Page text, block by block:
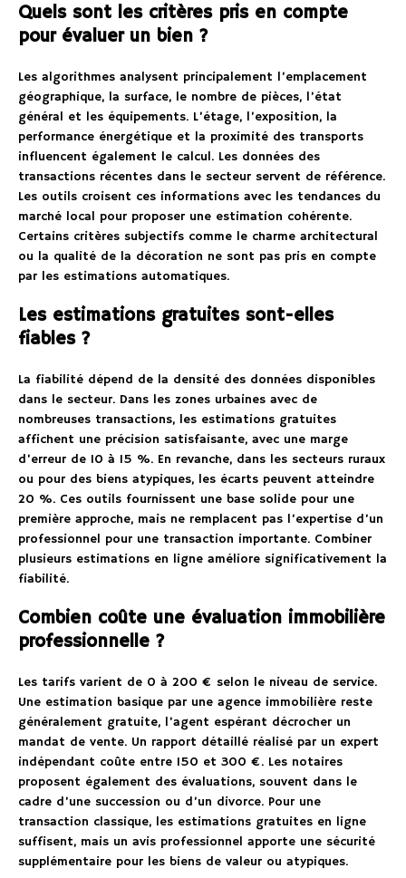
Quels sont les critères pris en compte
pour évaluer un bien ?
Les algorithmes analysent principalement l’emplacement
géographique, la surface, le nombre de pièces, l’état
général et les équipements. L’étage, l’exposition, la
performance énergétique et la proximité des transports
influencent également le calcul. Les données des
transactions récentes dans le secteur servent de référence.
Les outils croisent ces informations avec les tendances du
marché local pour proposer une estimation cohérente.
Certains critères subjectifs comme le charme architectural
ou la qualité de la décoration ne sont pas pris en compte
par les estimations automatiques.
Les estimations gratuites sont-elles
fiables ?
La fiabilité dépend de la densité des données disponibles
dans le secteur. Dans les zones urbaines avec de
nombreuses transactions, les estimations gratuites
affichent une précision satisfaisante, avec une marge
d’erreur de 10 à 15 %. En revanche, dans les secteurs ruraux
ou pour des biens atypiques, les écarts peuvent atteindre
20 %. Ces outils fournissent une base solide pour une
première approche, mais ne remplacent pas l’expertise d’un
professionnel pour une transaction importante. Combiner
plusieurs estimations en ligne améliore significativement la
fiabilité.
Combien coûte une évaluation immobilière
professionnelle ?
Les tarifs varient de 0 à 200 € selon le niveau de service.
Une estimation basique par une agence immobilière reste
généralement gratuite, l’agent espérant décrocher un
mandat de vente. Un rapport détaillé réalisé par un expert
indépendant coûte entre 150 et 300 €. Les notaires
proposent également des évaluations, souvent dans le
cadre d’une succession ou d’un divorce. Pour une
transaction classique, les estimations gratuites en ligne
suffisent, mais un avis professionnel apporte une sécurité
supplémentaire pour les biens de valeur ou atypiques.